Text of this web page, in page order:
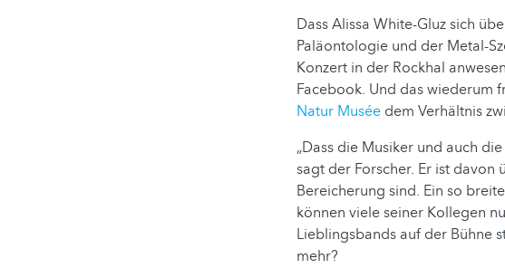
Dass Alissa White-Gluz sich
Paläontologie und der Metal-
Konzert in der Rockhal
Facebook. Und das wiederum
Natur Musée dem Verhältnis
„Dass die Musiker und auch
sagt der Forscher. Er ist davon
Bereicherung sind. Ein so
können viele seiner Kollegen
Lieblingsbands auf der Bühne
mehr?